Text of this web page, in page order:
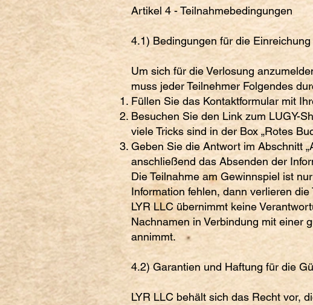
Artikel 4 - Teilnahmebedingungen
4.1) Bedingungen für die
Um sich für die Verlosung
muss jeder Teilnehmer Folgendes
Füllen Sie das Kontaktformular mit
Besuchen Sie den Link zum LUGY-
viele Tricks sind in der Box „Rotes
Geben Sie die Antwort im Abschnitt
anschließend das Absenden der
Die Teilnahme am Gewinnspiel ist
Information fehlen, dann verlieren
LYR LLC übernimmt keine
Nachnamen in Verbindung mit einer
annimmt.
4.2) Garantien und Haftung für die
LYR LLC behält sich das Recht vor,